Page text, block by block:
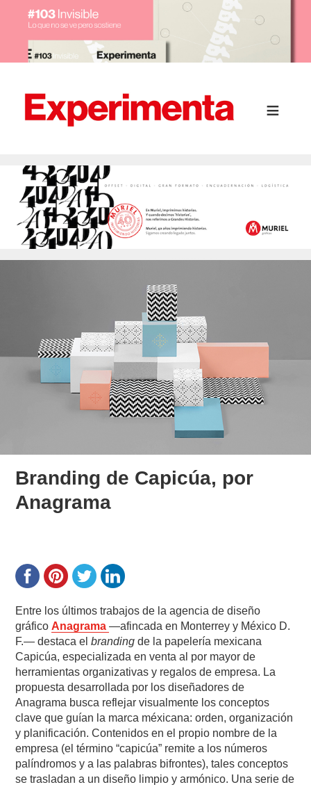
Branding de Capicúa, por
Anagrama
Entre los últimos trabajos de la agencia de diseño
gráfico Anagrama—afincada en Monterrey y México D.
F.— destaca elbrandingde la papelería mexicana
Capicúa, especializada en venta al por mayor de
herramientas organizativas y regalos de empresa. La
propuesta desarrollada por los diseñadores de
Anagrama busca reflejar visualmente los conceptos
clave que guían la marca méxicana: orden, organización
y planificación. Contenidos en el propio nombre de la
empresa (el término “capicúa” remite a los números
palíndromos y a las palabras bifrontes), tales conceptos
se trasladan a un diseño limpio y armónico. Una serie de